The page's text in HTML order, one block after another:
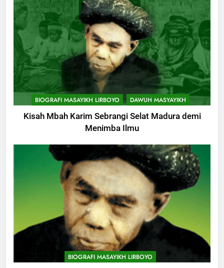
BIOGRAFI MASAYIKH LIRBOYO DAWUH MASYAYIKH
Kisah Mbah Karim Sebrangi Selat Madura demi
Menimba Ilmu
BIOGRAFI MASAYIKH LIRBOYO
Himasal Semen Sumbang
Pembangunan Kantor Himasal